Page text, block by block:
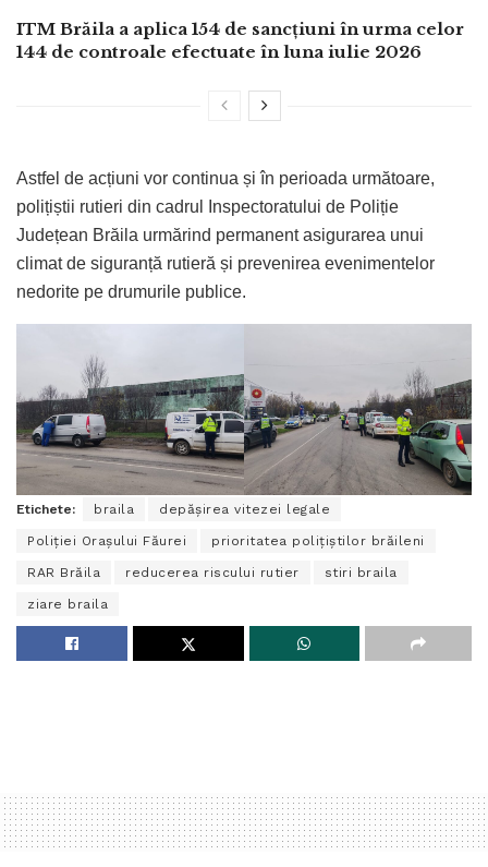
ITM Brăila a aplica 154 de sancțiuni în urma celor
144 de controale efectuate în luna iulie 2026
Astfel de acțiuni vor continua și în perioada următoare,
polițiștii rutieri din cadrul Inspectoratului de Poliție
Județean Brăila urmărind permanent asigurarea unui
climat de siguranță rutieră și prevenirea evenimentelor
nedorite pe drumurile publice.
Etichete: braila depășirea vitezei legale
Poliției Orașului Făurei prioritatea polițiștilor brăileni
RAR Brăila reducerea riscului rutier stiri braila
ziare braila